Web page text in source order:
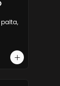
palta,